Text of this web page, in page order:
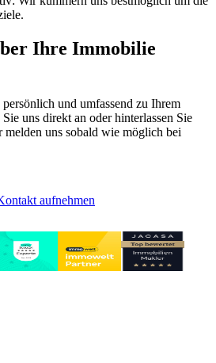
Ihre Immobilie
und umfassend zu Ihrem
uns direkt an oder hinterlassen Sie
uns sobald wie möglich bei
aufnehmen